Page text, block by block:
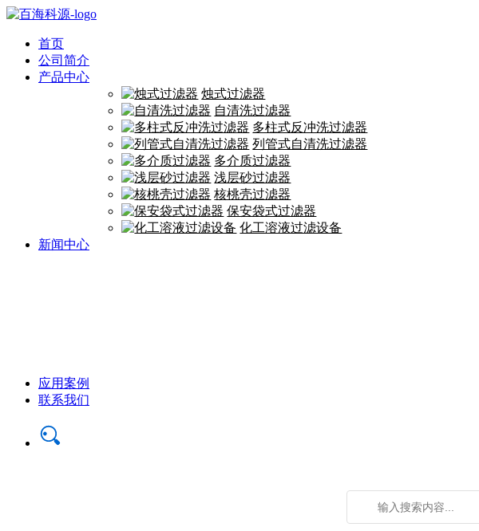
首页
公司简介
产品中心
烛式过滤器
自清洗过滤器
多柱式反冲洗过滤器
列管式自清洗过滤器
多介质过滤器
浅层砂过滤器
核桃壳过滤器
保安袋式过滤器
化工溶液过滤设备
新闻中心
应用案例
联系我们